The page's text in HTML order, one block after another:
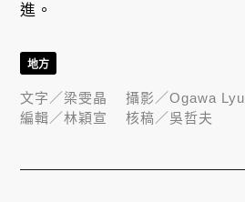
進。
地方
文字／梁雯晶 攝影／Ogawa Lyu
編輯／林穎宣 核稿／吳哲夫